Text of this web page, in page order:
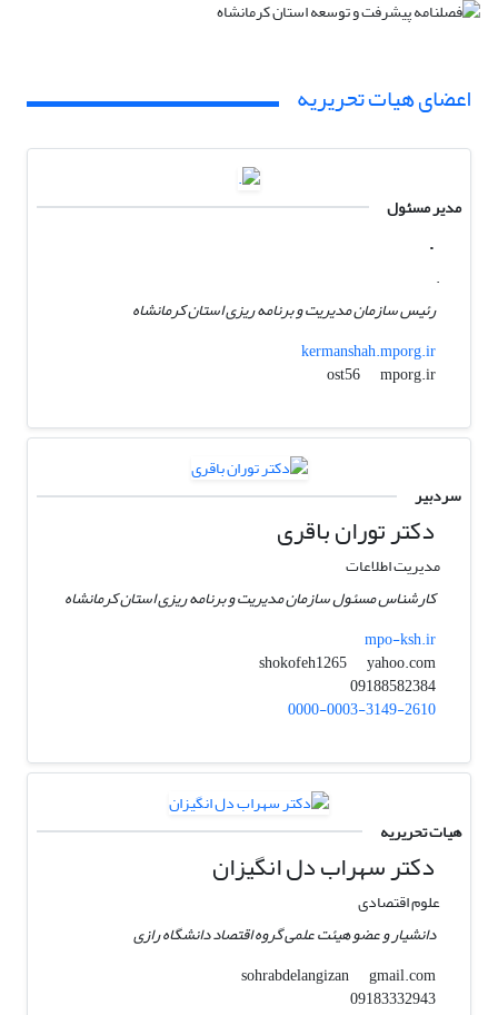
اعضای هیات تحریریه
مدیر مسئول
.
.
رئیس سازمان مدیریت و برنامه ریزی استان کرمانشاه
kermanshah.mporg.ir
ost56
mporg.ir
سردبیر
دکتر توران باقری
مدیریت اطلاعات
کارشناس مسئول سازمان مدیریت و برنامه ریزی استان کرمانشاه
mpo-ksh.ir
shokofeh1265
yahoo.com
09188582384
0000-0003-3149-2610
هیات تحریریه
دکتر سهراب دل انگیزان
علوم اقتصادی
دانشیار و عضو هیئت علمی گروه اقتصاد دانشگاه رازی
sohrabdelangizan
gmail.com
09183332943